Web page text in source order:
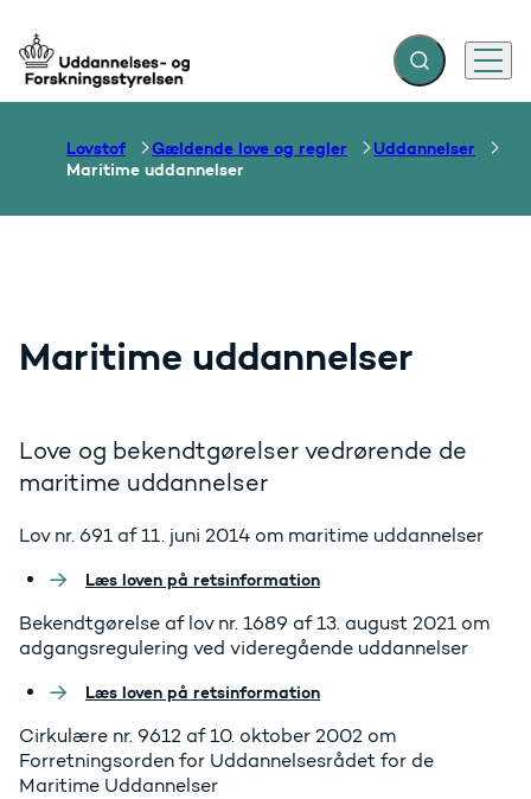
Gå til forsiden Fold søgefelt ud
Menu
Lovstof Gældende love og regler
Uddannelser
Maritime uddannelser
Maritime uddannelser
Love og bekendtgørelser vedrørende de
maritime uddannelser
Lov nr. 691 af 11. juni 2014 om maritime uddannelser
Læs loven på retsinformation
Bekendtgørelse af lov nr. 1689 af 13. august 2021 om
adgangsregulering ved videregående uddannelser
Læs loven på retsinformation
Cirkulære nr. 9612 af 10. oktober 2002 om
Forretningsorden for Uddannelsesrådet for de
Maritime Uddannelser